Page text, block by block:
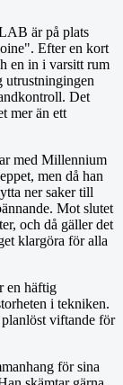
är på plats
Efter en kort
en in i varsitt rum
utrustningingen
Det
mer än ett
med Millennium
men då han
ner saker till
Mot slutet
och då gäller det
klargöra för alla
en häftig
i tekniken.
viftande för
för sina